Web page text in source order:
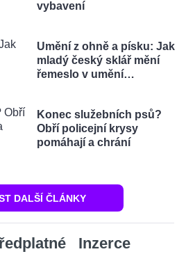
vybavení
Umění z ohně a písku: Jak
mladý český sklář mění
řemeslo v umění…
Konec služebních psů?
Obří policejní krysy
pomáhají a chrání
DALŠÍ ČLÁNKY
Inzerce